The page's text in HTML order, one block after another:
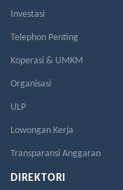
Investasi
Telephon Penting
Koperasi & UMKM
Organisasi
ULP
Lowongan Kerja
Transparansi Anggaran
DIREKTORI